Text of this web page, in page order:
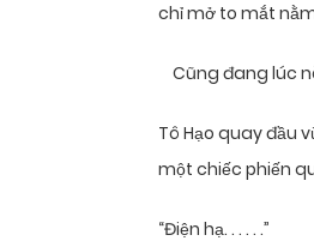
chỉ mở to mắt
Cũng đang lúc
Tô Hạo quay đầu
một chiếc phiến
“Điện hạ. . . . . .”